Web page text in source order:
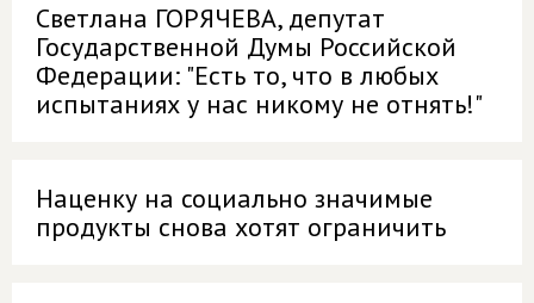
Светлана ГОРЯЧЕВА, депутат
Государственной Думы Российской
Федерации: "Есть то, что в любых
испытаниях у нас никому не отнять!"
Наценку на социально значимые
продукты снова хотят ограничить